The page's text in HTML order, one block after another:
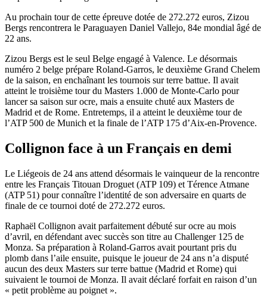
Au prochain tour de cette épreuve dotée de 272.272 euros, Zizou
Bergs rencontrera le Paraguayen Daniel Vallejo, 84e mondial âgé de
22 ans.
Zizou Bergs est le seul Belge engagé à Valence. Le désormais
numéro 2 belge prépare Roland-Garros, le deuxième Grand Chelem
de la saison, en enchaînant les tournois sur terre battue. Il avait
atteint le troisième tour du Masters 1.000 de Monte-Carlo pour
lancer sa saison sur ocre, mais a ensuite chuté aux Masters de
Madrid et de Rome. Entretemps, il a atteint le deuxième tour de
l’ATP 500 de Munich et la finale de l’ATP 175 d’Aix-en-Provence.
Collignon face à un Français en demi
Le Liégeois de 24 ans attend désormais le vainqueur de la rencontre
entre les Français Titouan Droguet (ATP 109) et Térence Atmane
(ATP 51) pour connaître l’identité de son adversaire en quarts de
finale de ce tournoi doté de 272.272 euros.
Raphaël Collignon avait parfaitement débuté sur ocre au mois
d’avril, en défendant avec succès son titre au Challenger 125 de
Monza. Sa préparation à Roland-Garros avait pourtant pris du
plomb dans l’aile ensuite, puisque le joueur de 24 ans n’a disputé
aucun des deux Masters sur terre battue (Madrid et Rome) qui
suivaient le tournoi de Monza. Il avait déclaré forfait en raison d’un
« petit problème au poignet ».